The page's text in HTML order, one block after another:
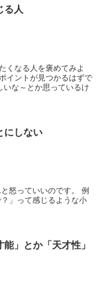
る人
くなる人を褒めてみよ
イントが見つかるはずで
いな～とか思っているけ
にしない
怒っていいのです。 例
」って感じるような小
」とか「天才性」